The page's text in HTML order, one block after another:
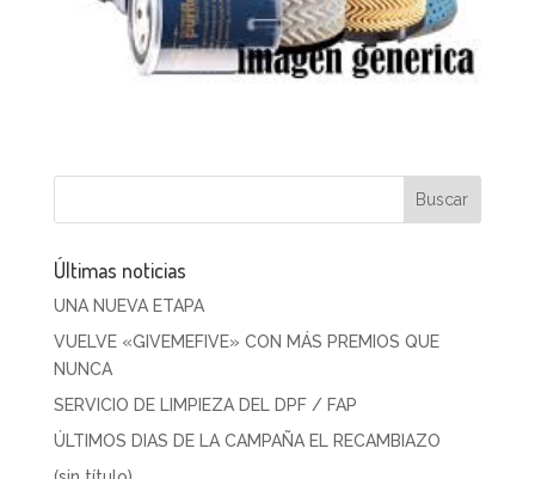
Últimas noticias
UNA NUEVA ETAPA
VUELVE «GIVEMEFIVE» CON MÁS PREMIOS QUE
NUNCA
SERVICIO DE LIMPIEZA DEL DPF / FAP
ÚLTIMOS DIAS DE LA CAMPAÑA EL RECAMBIAZO